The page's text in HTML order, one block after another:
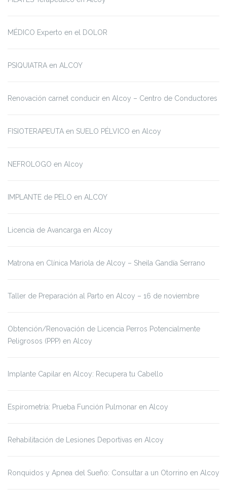
MÉDICO Experto en el DOLOR
PSIQUIATRA en ALCOY
Renovación carnet conducir en Alcoy – Centro de Conductores
FISIOTERAPEUTA en SUELO PÉLVICO en Alcoy
NEFROLOGO en Alcoy
IMPLANTE de PELO en ALCOY
Licencia de Avancarga en Alcoy
Matrona en Clínica Mariola de Alcoy – Sheila Gandía Serrano
Taller de Preparación al Parto en Alcoy – 16 de noviembre
Obtención/Renovación de Licencia Perros Potencialmente
Peligrosos (PPP) en Alcoy
Implante Capilar en Alcoy: Recupera tu Cabello
Espirometría: Prueba Función Pulmonar en Alcoy
Rehabilitación de Lesiones Deportivas en Alcoy
Ronquidos y Apnea del Sueño: Consultar a un Otorrino en Alcoy